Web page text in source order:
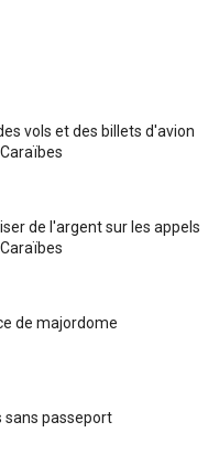
vols et des billets d'avion
de l'argent sur les appels
de majordome
sans passeport